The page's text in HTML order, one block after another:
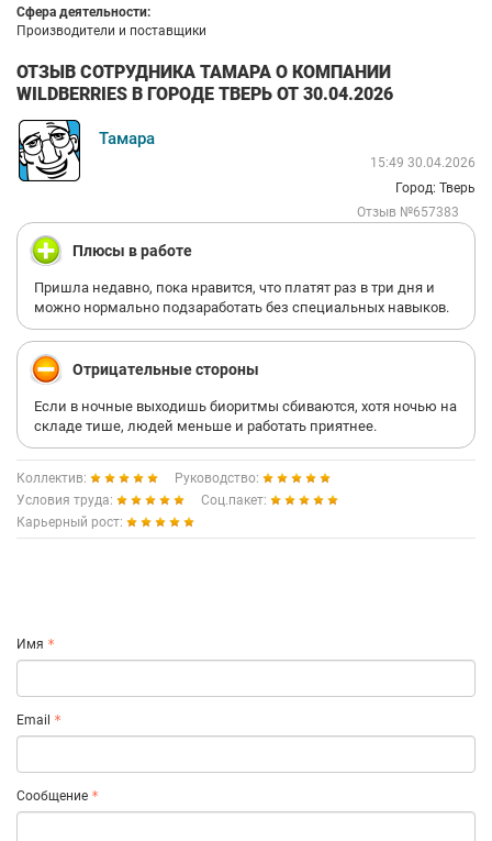
Сфера деятельности:
Производители и поставщики
ОТЗЫВ СОТРУДНИКА ТАМАРА О КОМПАНИИ
WILDBERRIES В ГОРОДЕ ТВЕРЬ ОТ 30.04.2026
Тамара
15:49 30.04.2026
Город: Тверь
Отзыв №657383
Плюсы в работе
Пришла недавно, пока нравится, что платят раз в три дня и
можно нормально подзаработать без специальных навыков.
Отрицательные стороны
Если в ночные выходишь биоритмы сбиваются, хотя ночью на
складе тише, людей меньше и работать приятнее.
Коллектив:
Руководство:
Условия труда:
Соц.пакет:
Карьерный рост:
Имя
Email
Сообщение